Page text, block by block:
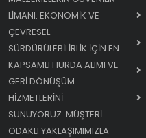
LIMANI. EKONOMIK VE
ÇEVRESEL
SÜRDÜRÜLEBILIRLIK IÇIN EN
KAPSAMLI HURDA ALIMI VE
GERI DÖNÜŞÜM
HIZMETLERINI
SUNUYORUZ. MÜŞTERI
ODAKLI YAKLAŞIMIMIZLA